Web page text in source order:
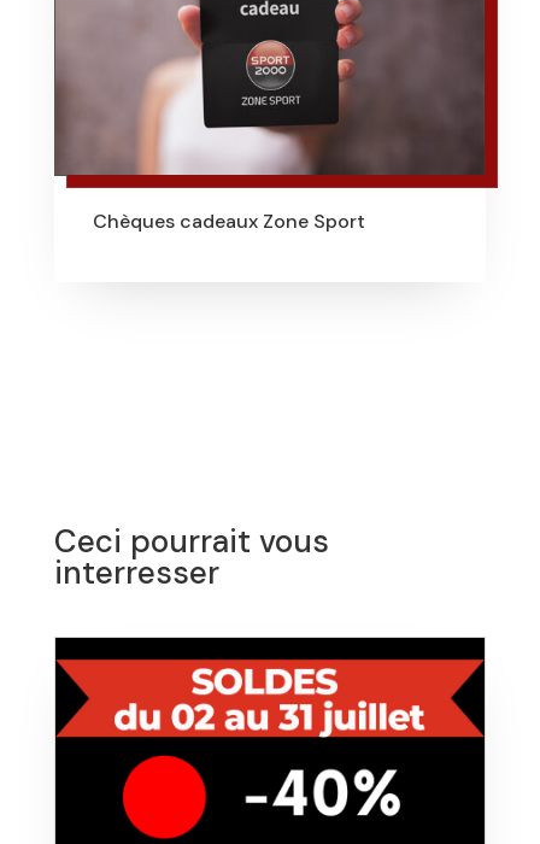
Chèques cadeaux Zone Sport
Ceci pourrait vous
interresser